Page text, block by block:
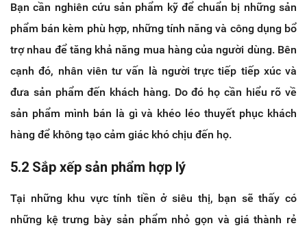
Bạn cần nghiên cứu sản phẩm kỹ để chuẩn bị những sản
phẩm bán kèm phù hợp, những tính năng và công dụng bổ
trợ nhau để tăng khả năng mua hàng của người dùng. Bên
cạnh đó, nhân viên tư vấn là người trực tiếp tiếp xúc và
đưa sản phẩm đến khách hàng. Do đó họ cần hiểu rõ về
sản phẩm mình bán là gì và khéo léo thuyết phục khách
hàng để không tạo cảm giác khó chịu đến họ.
5.2 Sắp xếp sản phẩm hợp lý
Tại những khu vực tính tiền ở siêu thị, bạn sẽ thấy có
những kệ trưng bày sản phẩm nhỏ gọn và giá thành rẻ